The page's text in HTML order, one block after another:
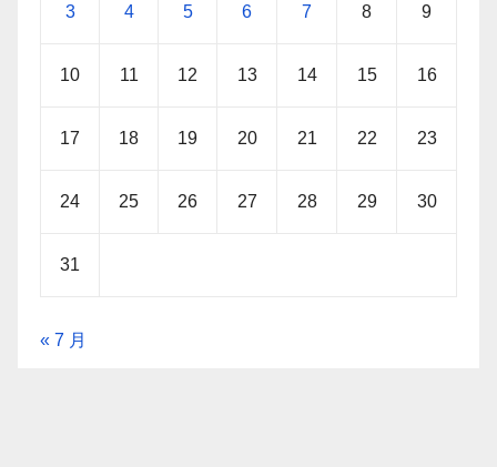
3 4 5 6 7 8 9
10 11 12 13 14 15 16
17 18 19 20 21 22 23
24 25 26 27 28 29 30
31
« 7 月